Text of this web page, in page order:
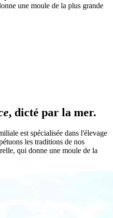
une moule de la plus grande
, dicté par la mer.
est spécialisée dans l'élevage
les traditions de nos
qui donne une moule de la